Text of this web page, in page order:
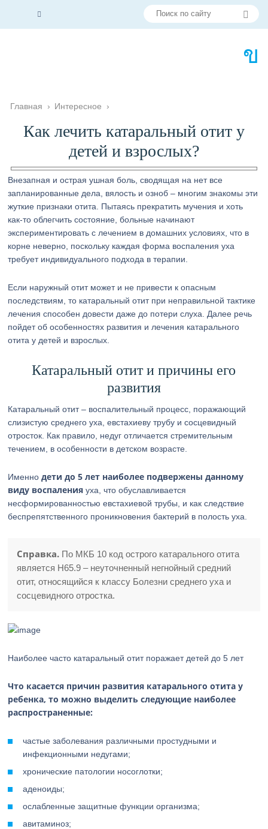
Главная › Интересное ›
Как лечить катаральный отит у
детей и взрослых?
Внезапная и острая ушная боль, сводящая на нет все
запланированные дела, вялость и озноб – многим знакомы эти
жуткие признаки отита. Пытаясь прекратить мучения и хоть
как-то облегчить состояние, больные начинают
экспериментировать с лечением в домашних условиях, что в
корне неверно, поскольку каждая форма воспаления уха
требует индивидуального подхода в терапии.
Если наружный отит может и не привести к опасным
последствиям, то катаральный отит при неправильной тактике
лечения способен довести даже до потери слуха. Далее речь
пойдет об особенностях развития и лечения катарального
отита у детей и взрослых.
Катаральный отит и причины его
развития
Катаральный отит – воспалительный процесс, поражающий
слизистую среднего уха, евстахиеву трубу и сосцевидный
отросток. Как правило, недуг отличается стремительным
течением, в особенности в детском возрасте.
Именнодети до 5 лет наиболее подвержены данному
виду воспаления уха, что обуславливается
несформированностью евстахиевой трубы, и как следствие
беспрепятственного проникновения бактерий в полость уха.
Справка. По МКБ 10 код острого катарального отита
является Н65.9 – неуточненный негнойный средний
отит, относящийся к классу Болезни среднего уха и
сосцевидного отростка.
Наиболее часто катаральный отит поражает детей до 5 лет
Что касается причин развития катарального отита у
ребенка, то можно выделить следующие наиболее
распространенные:
частые заболевания различными простудными и
инфекционными недугами;
хронические патологии носоглотки;
аденоиды;
ослабленные защитные функции организма;
авитаминоз;